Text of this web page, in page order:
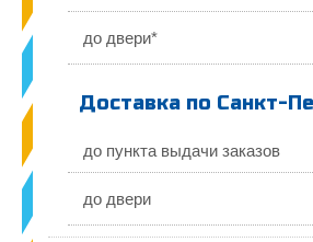
до двери*
Доставка по Санкт-
до пункта выдачи заказов
до двери